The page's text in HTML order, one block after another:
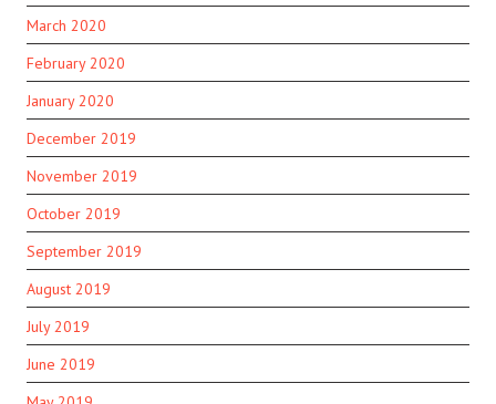
March 2020
February 2020
January 2020
December 2019
November 2019
October 2019
September 2019
August 2019
July 2019
June 2019